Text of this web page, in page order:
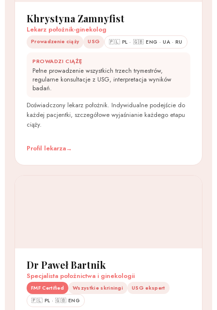
Khrystyna Zamnyfist
Lekarz położnik-ginekolog
Prowadzenie ciąży USG 🇵🇱 PL · 🇬🇧 ENG · UA · RU
PROWADZI CIĄŻĘ
Pełne prowadzenie wszystkich trzech trymestrów,
regularne konsultacje z USG, interpretacja wyników
badań.
Doświadczony lekarz położnik. Indywidualne podejście do
każdej pacjentki, szczegółowe wyjaśnianie każdego etapu
ciąży.
Profil lekarza
Dr Paweł Bartnik
Specjalista położnictwa i ginekologii
FMF Certified Wszystkie skriningi
USG ekspert
🇵🇱 PL · 🇬🇧 ENG